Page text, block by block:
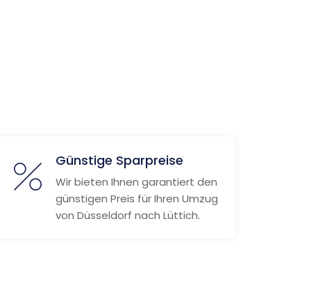
Günstige Sparpreise
Wir bieten Ihnen garantiert den
günstigen Preis für Ihren Umzug
von Düsseldorf nach Lüttich.